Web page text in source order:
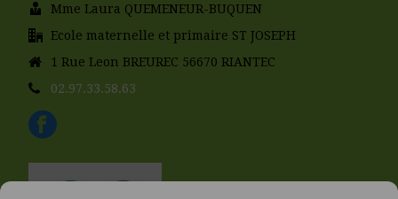
Mme Laura QUEMENEUR-BUQUEN
Ecole maternelle et primaire ST JOSEPH
1 Rue Leon BREUREC 56670 RIANTEC
02.97.33.58.63